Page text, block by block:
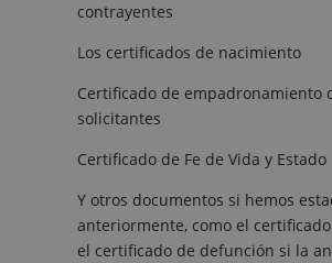
contrayentes
Los certificados de nacimiento
Certificado de empadronamiento
solicitantes
Certificado de Fe de Vida y Estado
Y otros documentos si hemos
anteriormente, como el
el certificado de defunción si la